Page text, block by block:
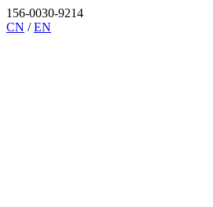
156-0030-9214
CN /EN